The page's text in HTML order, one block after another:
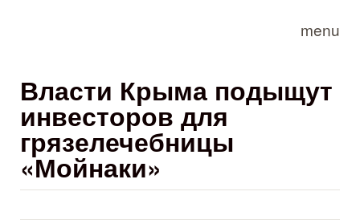
menu
Власти Крыма подыщут
инвесторов для
грязелечебницы
«Мойнаки»